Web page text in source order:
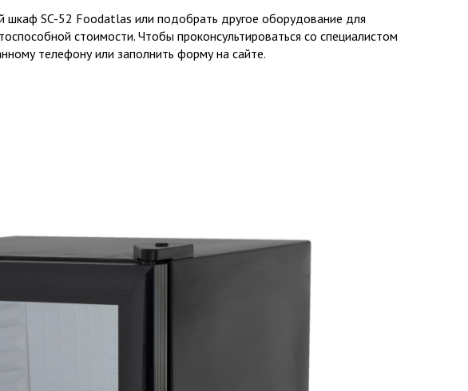
SC-52 Foodatlas или подобрать другое оборудование для
стоимости. Чтобы проконсультироваться со специалистом
телефону или заполнить форму на сайте.